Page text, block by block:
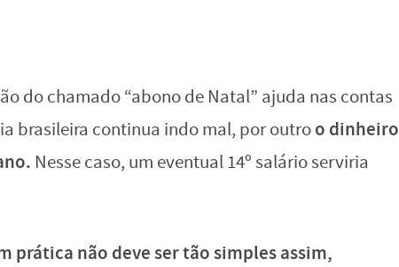
do chamado “abono de Natal” ajuda nas contas
brasileira continua indo mal, por outroo dinheiro
Nesse caso, um eventual 14º salário serviria
prática não deve ser tão simples assim,